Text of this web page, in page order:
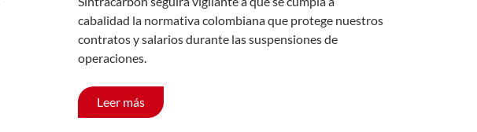
cabalidad la normativa colombiana que protege nuestros
contratos y salarios durante las suspensiones de
operaciones.
Leer más